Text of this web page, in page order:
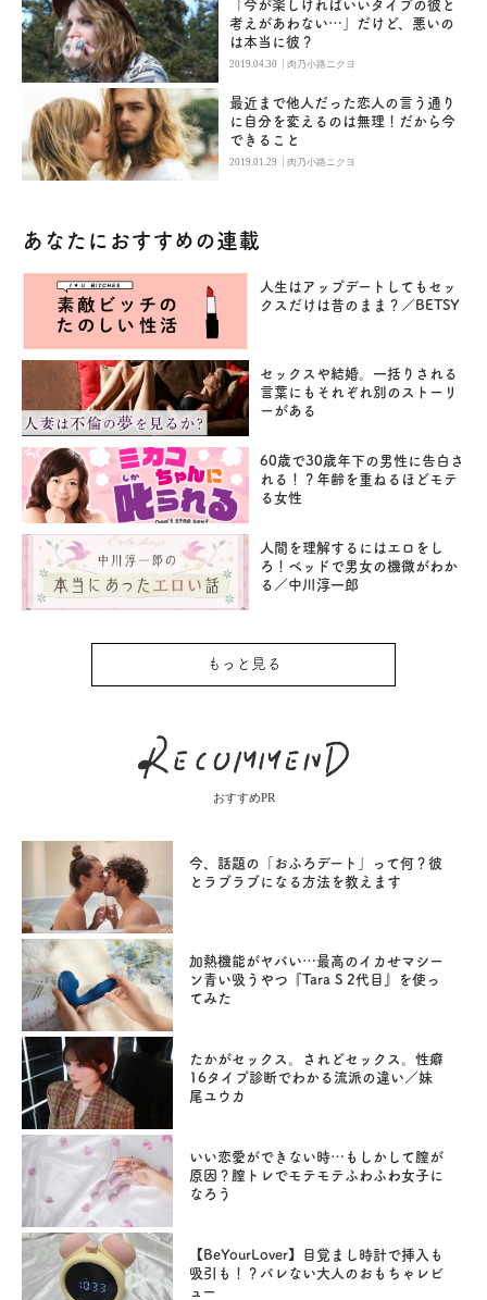
「今が楽しければいいタイプの彼と
考えがあわない…」だけど、悪いの
は本当に彼？
2019.04.30 |肉乃小路ニクヨ
最近まで他人だった恋人の言う通り
に自分を変えるのは無理！だから今
できること
2019.01.29 |肉乃小路ニクヨ
あなたにおすすめの連載
人生はアップデートしてもセッ
クスだけは昔のまま？／BETSY
セックスや結婚。一括りされる
言葉にもそれぞれ別のストーリ
ーがある
60歳で30歳年下の男性に告白さ
れる！？年齢を重ねるほどモテ
る女性
人間を理解するにはエロをし
ろ！ベッドで男女の機微がわか
る／中川淳一郎
もっと見る
おすすめPR
今、話題の「おふろデート」って何？彼
とラブラブになる方法を教えます
加熱機能がヤバい…最高のイカせマシー
ン青い吸うやつ『Tara S 2代目』を使っ
てみた
たかがセックス。されどセックス。性癖
16タイプ診断でわかる流派の違い／妹
尾ユウカ
いい恋愛ができない時…もしかして膣が
原因？膣トレでモテモテふわふわ女子に
なろう
【BeYourLover】目覚まし時計で挿入も
吸引も！？バレない大人のおもちゃレビ
ュー